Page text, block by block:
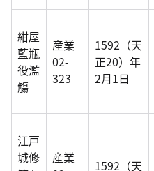
紺屋
藍瓶
役濫
觴
産業
02-
323
1592（天
正20）年
2月1日
江戸
城修
産業
1592（天